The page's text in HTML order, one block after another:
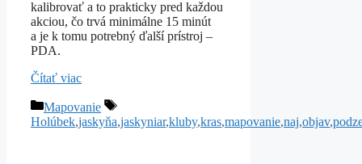
kalibrovať a to prakticky pred každou
akciou, čo trvá minimálne 15 minút
a je k tomu potrebný ďalší prístroj –
PDA.
Čítať viac
Kategórie
Mapovanie
Značky
Holúbek,jaskyňa,jaskyniar,kluby,kras,mapovanie,naj,objav,